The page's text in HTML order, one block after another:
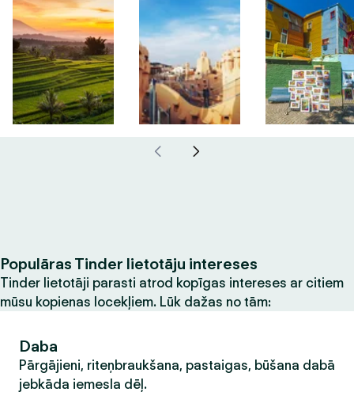
Populāras Tinder lietotāju intereses
Tinder lietotāji parasti atrod kopīgas intereses ar citiem
mūsu kopienas locekļiem. Lūk dažas no tām:
Daba
Pārgājieni, riteņbraukšana, pastaigas, būšana dabā
jebkāda iemesla dēļ.